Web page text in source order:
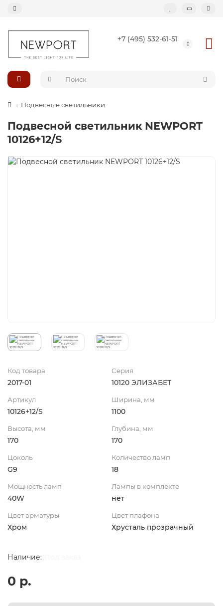
+7 (495) 532-61-51
Назад
Потолочные светильники
Большие светильники (второй свет)
Композиции светильников
Подвесные светильники
Подвесной светильник NEWPORT
10126+12/S
Код товара
2017-01
Серия
10120 ЭЛИЗАБЕТ
Артикул
10126+12/S
Ширина, мм
1100
Высота, мм
170
Глубина, мм
170
Цоколь
G9
Количество ламп
18
Мощность ламп
40W
Лампы в комплекте
нет
Цвет арматуры
Хром
Цвет плафона
Хрусталь прозрачный
0 р.